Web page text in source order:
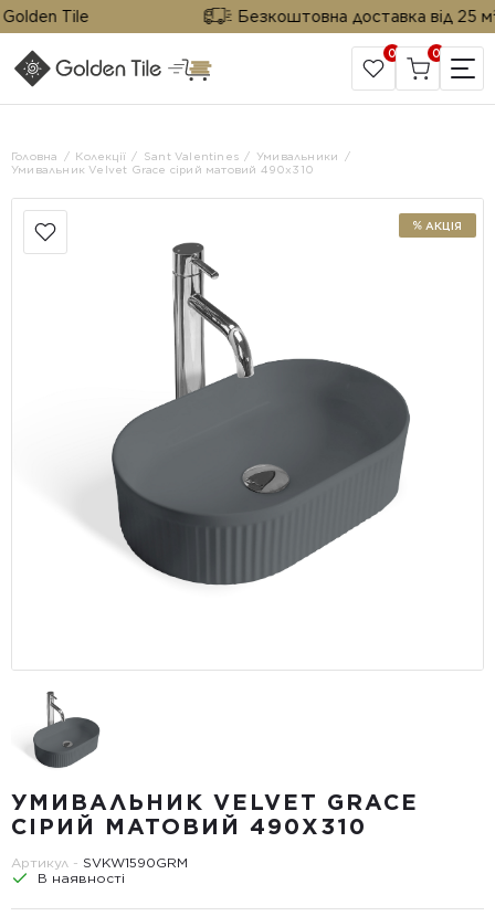
Tile Безкоштовна доставка від 25 м²
САЙТ КОМПАНІЇ
0 0
Головна Колекції Sant Valentines
Умивальники
Умивальник Velvet Grace сірий матовий 490x310
УМИВАЛЬНИК VELVET GRACE
СІРИЙ МАТОВИЙ 490X310
Артикул - SVKW1590GRM
В наявності